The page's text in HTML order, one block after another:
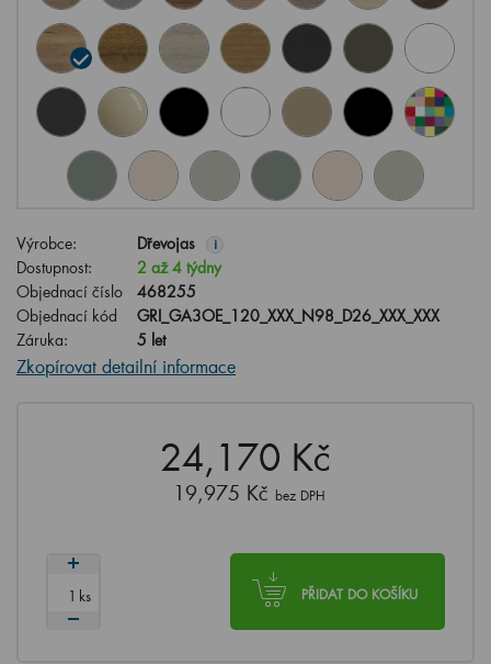
Výrobce: Dřevojas i
Dostupnost:
2 až 4 týdny
Objednací číslo
468255
Objednací kód
GRI_GA3OE_120_XXX_N98_D26_XXX_XXX
Záruka:
5 let
Zkopírovat detailní informace
24,170 Kč
19,975 Kč bez DPH
PŘIDAT DO KOŠÍKU
ks